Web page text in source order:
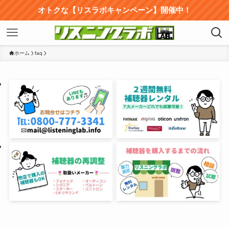
オトクな【リスラボキャンペーン】開催中！
ホーム faq